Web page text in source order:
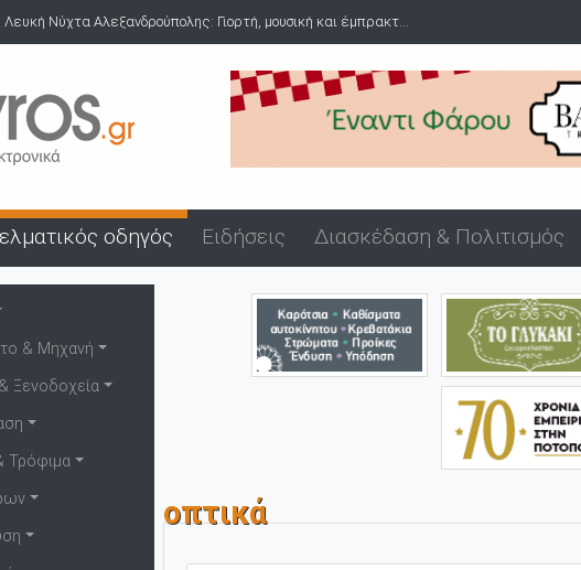
Λευκή Νύχτα Αλεξανδρούπολης: Γιορτή, μουσική και έμπρακτ...
οδηγός Ειδήσεις Διασκέδαση & Πολιτισμός
& Μηχανή
Ξενοδοχεία
Τρόφιμα
οπτικά